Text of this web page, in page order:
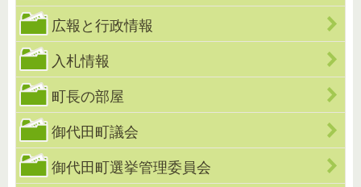
広報と行政情報
入札情報
町長の部屋
御代田町議会
御代田町選挙管理委員会